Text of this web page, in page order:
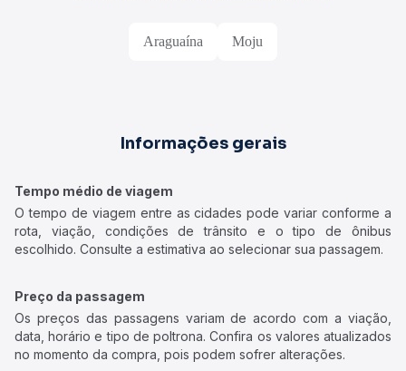
Araguaína Moju
Informações gerais
Tempo médio de viagem
O tempo de viagem entre as cidades pode variar conforme a
rota, viação, condições de trânsito e o tipo de ônibus
escolhido. Consulte a estimativa ao selecionar sua passagem.
Preço da passagem
Os preços das passagens variam de acordo com a viação,
data, horário e tipo de poltrona. Confira os valores atualizados
no momento da compra, pois podem sofrer alterações.